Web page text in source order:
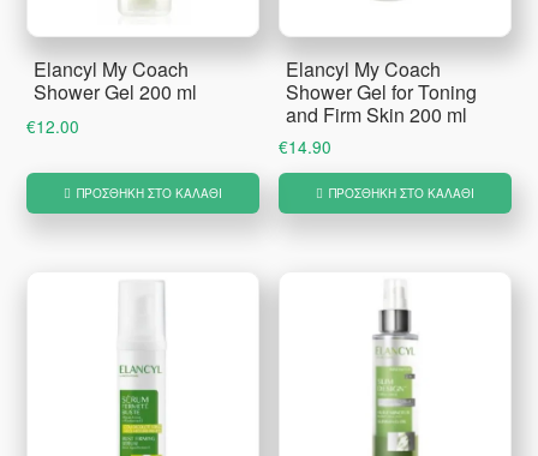
Elancyl My Coach
Shower Gel 200 ml
€12.00
ΠΡΟΣΘΉΚΗ ΣΤΟ ΚΑΛΆΘΙ
Elancyl My Coach
Shower Gel for Toning
and Firm Skin 200 ml
€14.90
ΠΡΟΣΘΉΚΗ ΣΤΟ ΚΑΛΆΘΙ